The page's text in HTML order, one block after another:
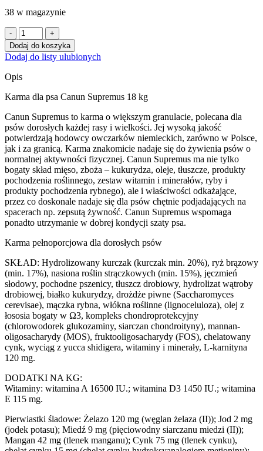
38 w magazynie
ilość
Canun
Terra
Supremus
z
18
karma
dla
psów
dorosłych
-
właściwości
odkażające
Dodaj do koszyka
Dodaj do listy ulubionych
Opis
Karma dla psa Canun Supremus 18 kg
Canun Supremus to karma o większym granulacie, polecana dla
psów dorosłych każdej rasy i wielkości. Jej wysoką jakość
potwierdzają hodowcy owczarków niemieckich, zarówno w Polsce,
jak i za granicą. Karma znakomicie nadaje się do żywienia psów o
normalnej aktywności fizycznej. Canun Supremus ma nie tylko
bogaty skład mięso, zboża – kukurydza, oleje, tłuszcze, produkty
pochodzenia roślinnego, zestaw witamin i minerałów, ryby i
produkty pochodzenia rybnego), ale i właściwości odkażające,
przez co doskonale nadaje się dla psów chętnie podjadających na
spacerach np. zepsutą żywność. Canun Supremus wspomaga
ponadto utrzymanie w dobrej kondycji szaty psa.
Karma pełnoporcjowa dla dorosłych psów
SKŁAD: Hydrolizowany kurczak (kurczak min. 20%), ryż brązowy
(min. 17%), nasiona roślin strączkowych (min. 15%), jęczmień
słodowy, pochodne pszenicy, tłuszcz drobiowy, hydrolizat wątroby
drobiowej, białko kukurydzy, drożdże piwne (Saccharomyces
cerevisae), mączka rybna, włókna roślinne (lignoceluloza), olej z
łososia bogaty w Ω3, kompleks chondroprotekcyjny
(chlorowodorek glukozaminy, siarczan chondroityny), mannan-
oligosacharydy (MOS), fruktooligosacharydy (FOS), chelatowany
cynk, wyciąg z yucca shidigera, witaminy i minerały, L-karnityna
120 mg.
DODATKI NA KG:
Witaminy: witamina A 16500 IU.; witamina D3 1450 IU.; witamina
E 115 mg.
Pierwiastki śladowe: Żelazo 120 mg (węglan żelaza (II)); Jod 2 mg
(jodek potasu); Miedź 9 mg (pięciowodny siarczanu miedzi (II));
Mangan 42 mg (tlenek manganu); Cynk 75 mg (tlenek cynku),